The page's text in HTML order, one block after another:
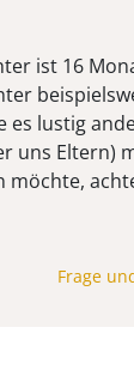
ist 16
es lustig
uns Eltern)
Frage